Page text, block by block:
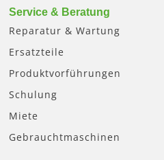
Service & Beratung
Reparatur & Wartung
Ersatzteile
Produktvorführungen
Schulung
Miete
Gebrauchtmaschinen